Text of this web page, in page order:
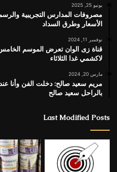
يونيو 25, 2025
الأسعار وطرق السداد
نوفمبر 11, 2024
قناة زى الوان تعرض الموسم
لاكشمي غدا الثلاثاء
مارس 20, 2024
بالراحل سعيد صالح
Last Modified Posts